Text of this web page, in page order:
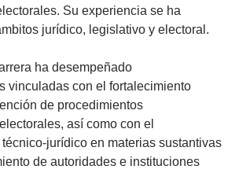
Su experiencia se ha
jurídico, legislativo y electoral.
ha desempeñado
vinculadas con el fortalecimiento
de procedimientos
así como con el
jurídico en materias sustantivas
de autoridades e instituciones